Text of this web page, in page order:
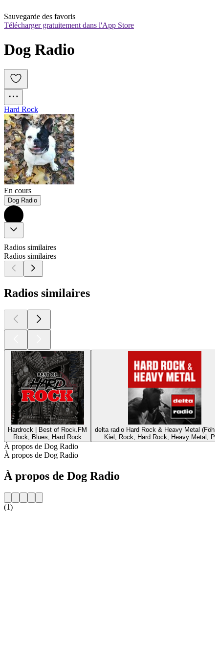
Sauvegarde des favoris
Télécharger gratuitement dans l'App Store
Dog Radio
Hard Rock
En cours
Dog Radio
Radios similaires
Radios similaires
Radios similaires
Hardrock | Best of Rock.FM
Rock, Blues, Hard Rock
delta radio Hard Rock & Heavy Metal
Kiel, Rock, Hard Rock, Heavy Metal,
À propos de Dog Radio
À propos de Dog Radio
À propos de Dog Radio
(1)